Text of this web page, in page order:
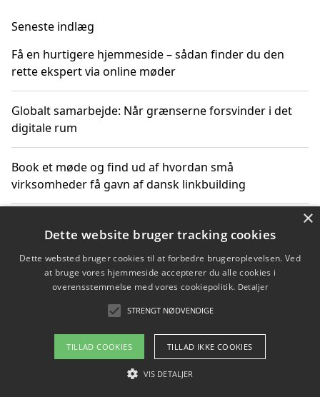
Seneste indlæg
Få en hurtigere hjemmeside – sådan finder du den
rette ekspert via online møder
Globalt samarbejde: Når grænserne forsvinder i det
digitale rum
Book et møde og find ud af hvordan små
virksomheder få gavn af dansk linkbuilding
får du indgår et samarbejde
Hold et møde med en WordPress ekspert og vælg den
mest professionelle til at vedligeholde din løsning
Copyright 2026 - Pilanto Aps
Om / kontakt
×
Dette website bruger tracking cookies
Dette websted bruger cookies til at forbedre brugeroplevelsen. Ved
at bruge vores hjemmeside accepterer du alle cookies i
overensstemmelse med vores cookiepolitik. Detaljer
STRENGT NØDVENDIGE
TILLAD COOKIES TILLAD IKKE COOKIES
VIS DETALJER